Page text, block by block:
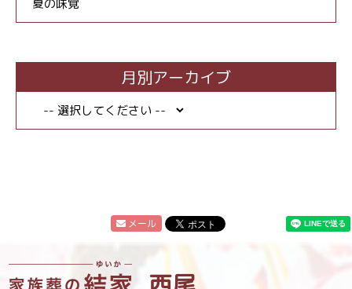
夏の味覚
月別アーカイブ
メール